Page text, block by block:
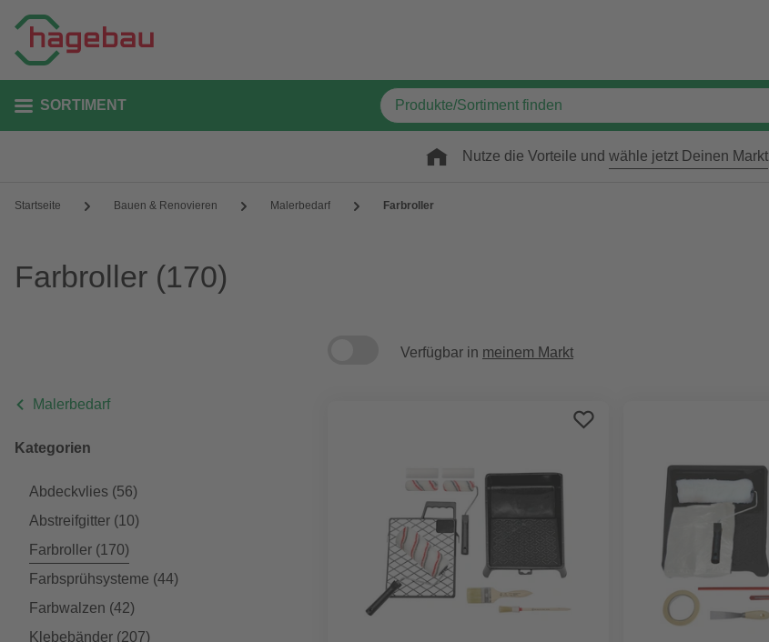
SORTIMENT
Nutze die Vorteile und wähle jetzt Deinen Markt
Startseite Bauen & Renovieren Malerbedarf Farbroller
Farbroller (170)
Malerbedarf
Kategorien
Abdeckvlies (56)
Abstreifgitter (10)
Farbroller (170)
Farbsprühsysteme (44)
Farbwalzen (42)
Klebebänder (207)
Verfügbar in meinem Markt